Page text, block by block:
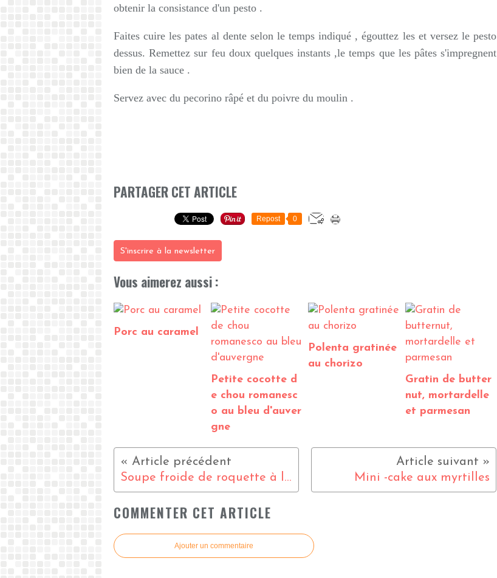
obtenir la consistance d'un pesto .
Faites cuire les pates al dente selon le temps indiqué , égouttez les et versez le pesto
dessus. Remettez sur feu doux quelques instants ,le temps que les pâtes s'impregnent
bien de la sauce .
Servez avec du pecorino râpé et du poivre du moulin .
PARTAGER CET ARTICLE
Repost 0
S'inscrire à la newsletter
Vous aimerez aussi :
Porc au caramel
Petite cocotte d
e chou romanesc
o au bleu d'auver
gne
Polenta gratinée
au chorizo
Gratin de butter
nut, mortardelle
et parmesan
Soupe froide de roquette à la mozarella Mini -cake aux myrtilles
COMMENTER CET ARTICLE
Ajouter un commentaire